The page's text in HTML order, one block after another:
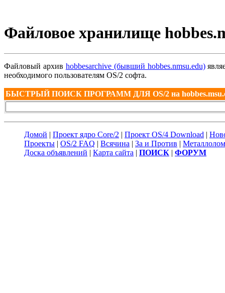
Файловое хранилище
Файловый архив hobbesarchive (бывший hobbes.nmsu.edu)
необходимого пользователям OS/2 софта.
БЫСТРЫЙ ПОИСК ПРОГРАММ ДЛЯ OS/2 на
Домой | Проект ядро Core/2 | Проект OS/4 Download |
Проекты | OS/2 FAQ | Всячина | За и Против | Металлолом
Доска объявлений | Карта сайта | ПОИСК | ФОРУМ